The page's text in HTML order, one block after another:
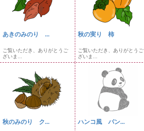
あきのみのり ...
ご覧いただき、ありがとうご
ざいま...
秋の実り 柿
ご覧いただき、ありがとうご
ざいま...
秋のみのり ク... ハンコ風 パン...